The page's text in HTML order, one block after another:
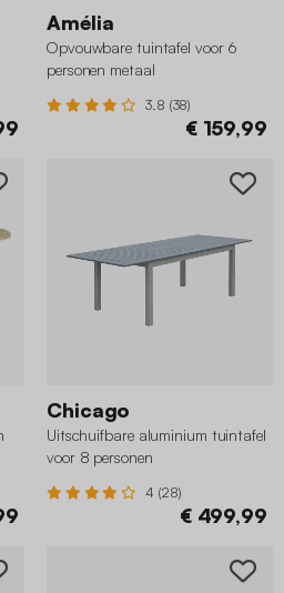
Amélia
Opvouwbare tuintafel voor 6
personen metaal
3.8 (38)
€ 159,99
Chicago
Uitschuifbare aluminium tuintafel
voor 8 personen
4 (28)
€ 499,99